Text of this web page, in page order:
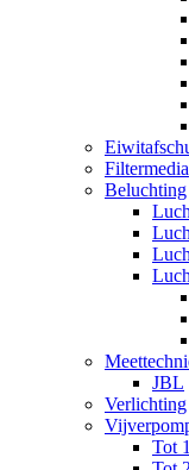
Filtermedia
Beluchting
JBL
Verlichting
Tot